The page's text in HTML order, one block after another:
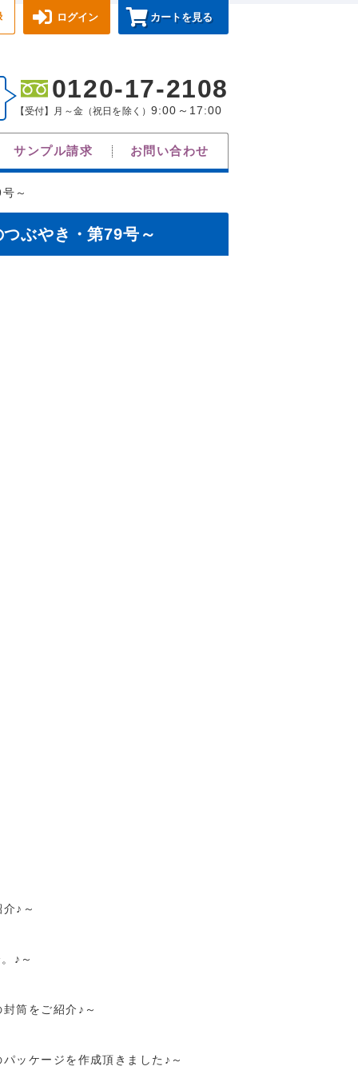
ログイン カートを見る
0120-17-2108
【受付】月～金（祝日を除く）9:00～17:00
サンプル請求 お問い合わせ
号～
つぶやき・第79号～
♪～
♪～
筒をご紹介♪～
ッケージを作成頂きました♪～